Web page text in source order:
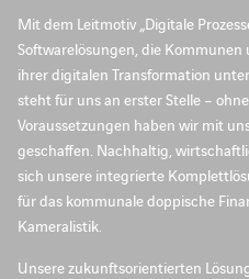
Mit dem Leitmotiv „Digitale
Softwarelösungen, die
ihrer digitalen Transformation
steht für uns an erster Stelle –
Voraussetzungen haben wir mit
geschaffen. Nachhaltig,
sich unsere integrierte
für das kommunale doppische
Kameralistik.
Unsere zukunftsorientierten